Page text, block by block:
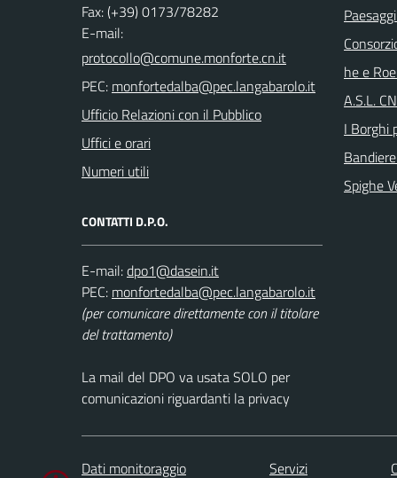
Fax: (+39) 0173/78282
E-mail:
PEC:
Ufficio Relazioni con il Pubblico
Uffici e orari
Numeri utili
CONTATTI D.P.O.
E-mail:
PEC:
(per comunicare direttamente con il titolare
del trattamento)
La mail del DPO va usata SOLO per
comunicazioni riguardanti la privacy
he e
A.S.L.
I Borghi
Spighe
Dati monitoraggio Servizi